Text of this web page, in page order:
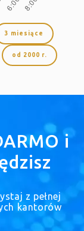
3 miesiące
od 2000 r.
i
z pełnej
kantorów